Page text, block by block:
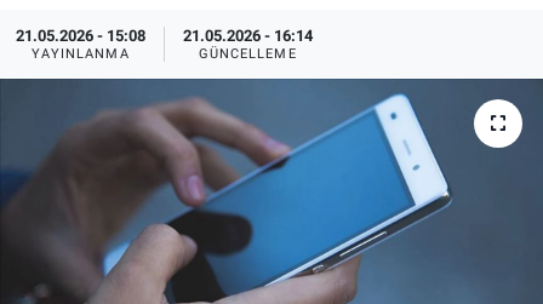
21.05.2026 - 15:08
YAYINLANMA
21.05.2026 - 16:14
GÜNCELLEME
Erişim Bilgileri
Teknoloji